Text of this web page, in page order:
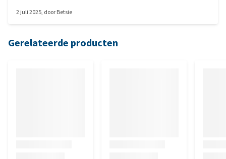
2 juli 2025, doorBetsie
Gerelateerde producten